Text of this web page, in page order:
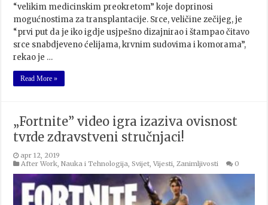
“velikim medicinskim preokretom” koje doprinosi
mogućnostima za transplantacije. Srce, veličine zečijeg, je
“prvi put da je iko igdje usjpešno dizajnirao i štampao čitavo
srce snabdjeveno ćelijama, krvnim sudovima i komorama”,
rekao je …
Read More »
„Fortnite” video igra izaziva ovisnost
tvrde zdravstveni stručnjaci!
apr 12, 2019
After Work ,Nauka i Tehnologija ,Svijet ,Vijesti Zanimljivosti 0